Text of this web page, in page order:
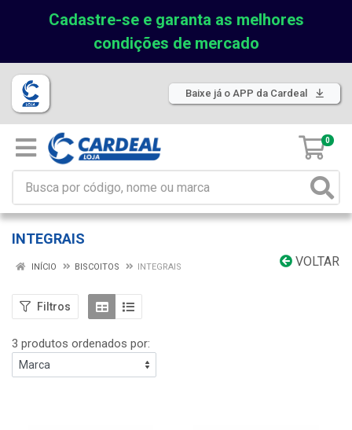
Cadastre-se e garanta as melhores
condições de mercado
Baixe já o APP da Cardeal
0
INTEGRAIS
VOLTAR
INÍCIO BISCOITOS INTEGRAIS
Filtros
3 produtos ordenados por: